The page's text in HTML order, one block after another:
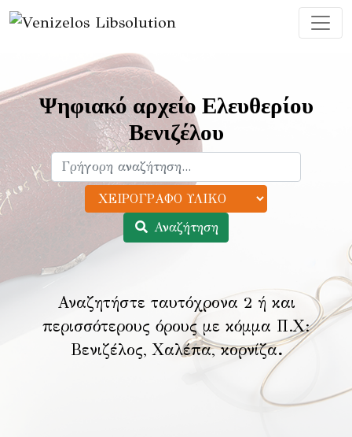
Ψηφιακό αρχείο Ελευθερίου
Βενιζέλου
Αναζήτηση
Αναζητήστε ταυτόχρονα 2 ή και
περισσότερους όρους με κόμμα Π.Χ:
Βενιζέλος, Χαλέπα, κορνίζα.